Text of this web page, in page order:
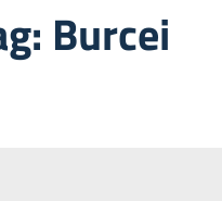
Burcei